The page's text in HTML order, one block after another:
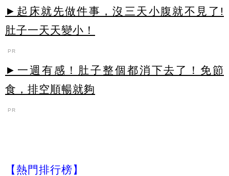
►起床就先做件事，沒三天小腹就不見了!
肚子一天天變小！
PR
►一週有感！肚子整個都消下去了！免節
食，排空順暢就夠
PR
【熱門排行榜】